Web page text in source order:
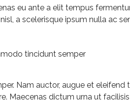
eu ante a elit tempus
a scelerisque ipsum nulla ac
tincidunt semper
Nam auctor, augue et
Maecenas dictum urna ut